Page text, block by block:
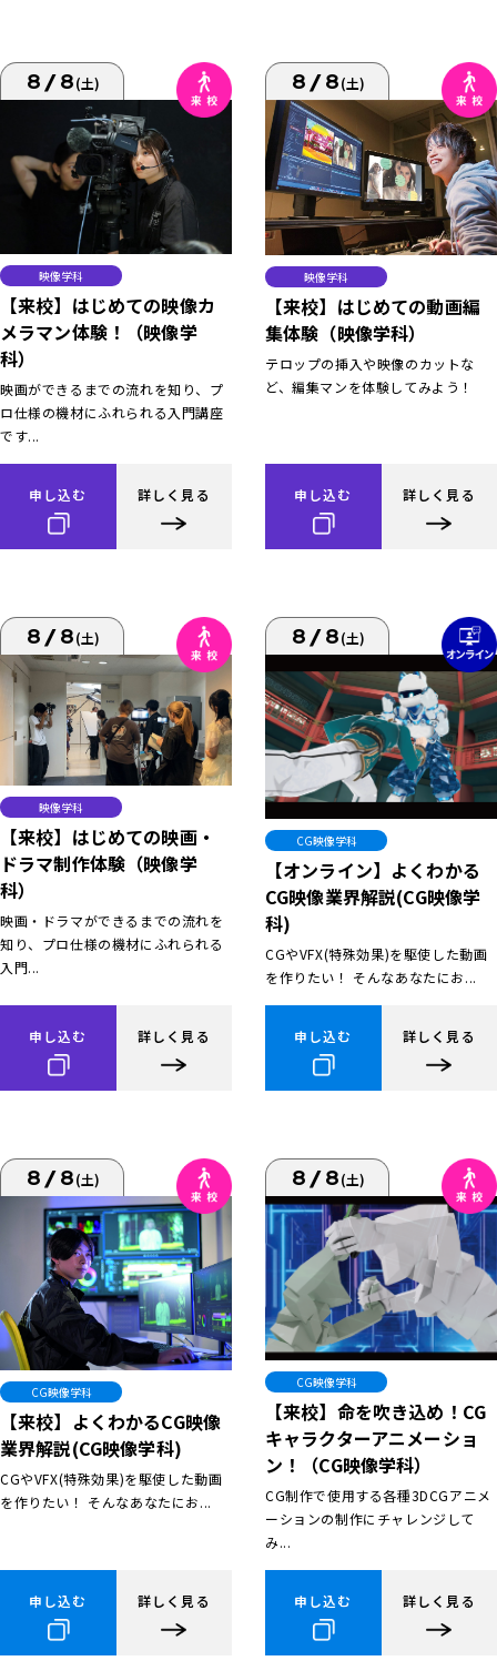
8/8(土)
映像学科
【来校】はじめての映像カ
メラマン体験！（映像学
科）
映画ができるまでの流れを知り、プ
ロ仕様の機材にふれられる入門講座
です...
申し込む 詳しく見る
8/8(土)
映像学科
【来校】はじめての動画編
集体験（映像学科）
テロップの挿入や映像のカットな
ど、編集マンを体験してみよう！
申し込む 詳しく見る
8/8(土)
映像学科
【来校】はじめての映画・
ドラマ制作体験（映像学
科）
映画・ドラマができるまでの流れを
知り、プロ仕様の機材にふれられる
入門...
申し込む 詳しく見る
8/8(土)
CG映像学科
【オンライン】よくわかる
CG映像業界解説(CG映像学
科)
CGやVFX(特殊効果)を駆使した動画
を作りたい！ そんなあなたにお...
申し込む 詳しく見る
8/8(土)
CG映像学科
【来校】よくわかるCG映像
業界解説(CG映像学科)
CGやVFX(特殊効果)を駆使した動画
を作りたい！ そんなあなたにお...
申し込む 詳しく見る
8/8(土)
CG映像学科
【来校】命を吹き込め！CG
キャラクターアニメーショ
ン！（CG映像学科）
CG制作で使用する各種3DCGアニメ
ーションの制作にチャレンジして
み...
申し込む 詳しく見る